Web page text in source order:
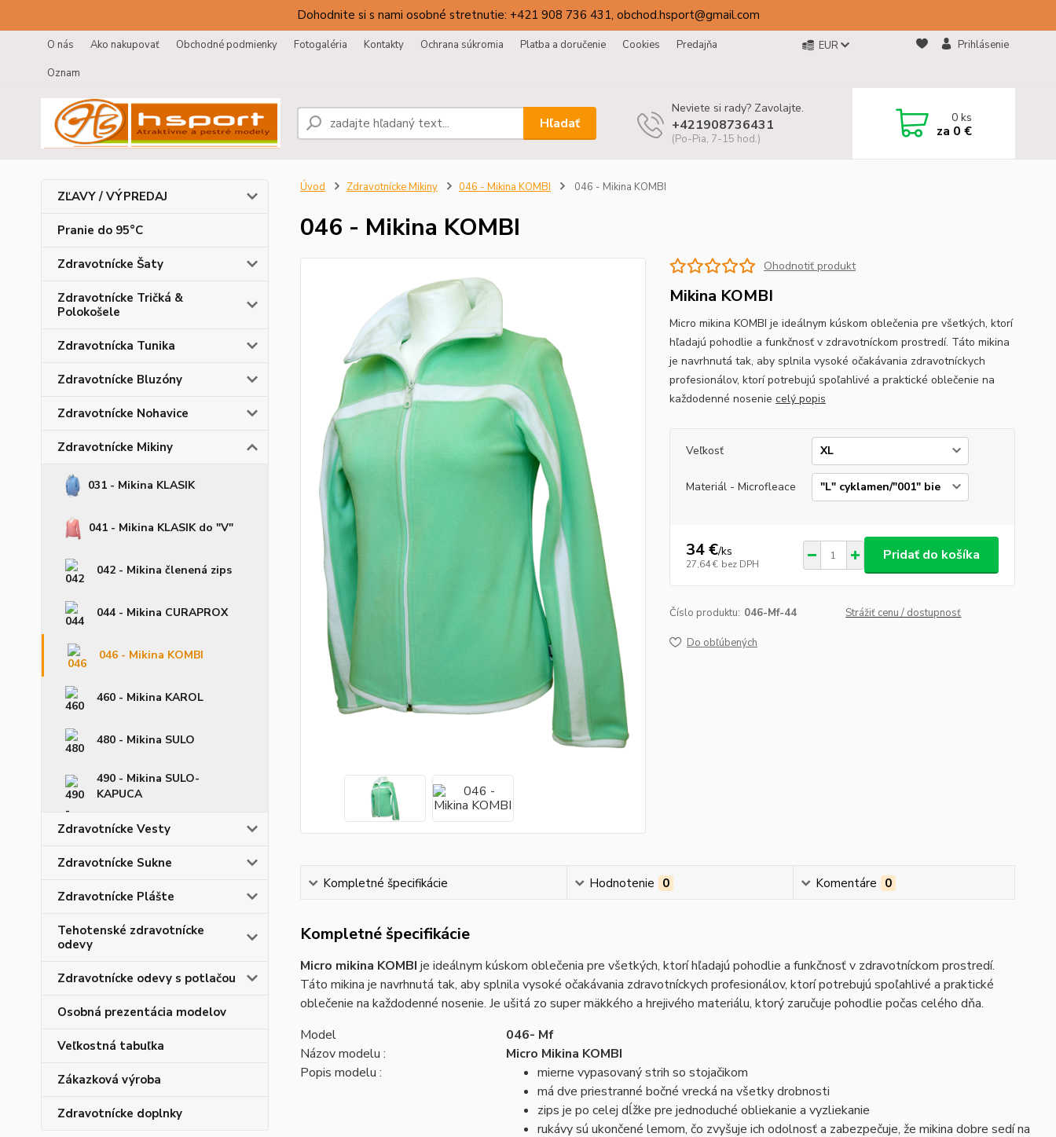
Dohodnite si s nami osobné stretnutie: +421 908 736 431, obchod.hsport@gmail.com
O nás Ako nakupovať Obchodné podmienky Fotogaléria Kontakty Ochrana súkromia Platba a doručenie Cookies
Predajňa
Oznam
EUR Prihlásenie
Hľadať
Neviete si rady? Zavolajte.
+421908736431
(Po-Pia, 7-15 hod.)
0ks
za 0 €
ZĽAVY / VÝPREDAJ
Pranie do 95°C
Zdravotnícke Šaty
Zdravotnícke Tričká &
Polokošele
Zdravotnícka Tunika
Zdravotnícke Bluzóny
Zdravotnícke Nohavice
Zdravotnícke Mikiny
031 - Mikina KLASIK
041 - Mikina KLASIK do "V"
042 - Mikina členená zips
044 - Mikina CURAPROX
046 - Mikina KOMBI
460 - Mikina KAROL
480 - Mikina SULO
490 - Mikina SULO-
KAPUCA
Zdravotnícke Vesty
Zdravotnícke Sukne
Zdravotnícke Plášte
Tehotenské zdravotnícke
odevy
Zdravotnícke odevy s potlačou
Osobná prezentácia modelov
Veľkostná tabuľka
Zákazková výroba
Zdravotnícke doplnky
Úvod Zdravotnícke Mikiny 046 - Mikina KOMBI 046 - Mikina KOMBI
046 - Mikina KOMBI
Ohodnotiť produkt
Mikina KOMBI
Micro mikina KOMBI je ideálnym kúskom oblečenia pre všetkých, ktorí
hľadajú pohodlie a funkčnosť v zdravotníckom prostredí. Táto mikina
je navrhnutá tak, aby splnila vysoké očakávania zdravotníckych
profesionálov, ktorí potrebujú spoľahlivé a praktické oblečenie na
každodenné nosenie celý popis
Veľkosť
Materiál - Microfleace
34 €/ks
27,64 € bez DPH
Pridať do košíka
Číslo produktu: 046-Mf-44 Strážiť cenu / dostupnosť
Do obľúbených
Kompletné špecifikácie Hodnotenie 0 Komentáre 0
Kompletné špecifikácie
Micro mikina KOMBI je ideálnym kúskom oblečenia pre všetkých, ktorí hľadajú pohodlie a funkčnosť v zdravotníckom prostredí.
Táto mikina je navrhnutá tak, aby splnila vysoké očakávania zdravotníckych profesionálov, ktorí potrebujú spoľahlivé a praktické
oblečenie na každodenné nosenie. Je ušitá zo super mäkkého a hrejivého materiálu, ktorý zaručuje pohodlie počas celého dňa.
Model
046- Mf
Názov modelu :
Micro Mikina KOMBI
Popis modelu :
mierne vypasovaný strih so stojačikom
má dve priestranné bočné vrecká na všetky drobnosti
zips je po celej dĺžke pre jednoduché obliekanie a vyzliekanie
rukávy sú ukončené lemom, čo zvyšuje ich odolnosť a zabezpečuje, že mikina dobre sedí na